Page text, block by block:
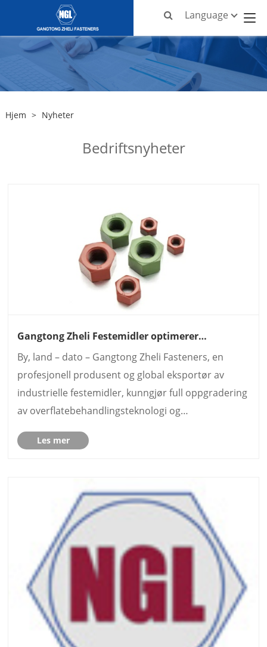
Language
Hjem > Nyheter
Bedriftsnyheter
Gangtong Zheli Festemidler optimerer
korrosjonsmotstanden til industrielle
festemidler
By, land – dato – Gangtong Zheli Fasteners, en
profesjonell produsent og global eksportør av
industrielle festemidler, kunngjør full oppgradering
av overflatebehandlingsteknologi og
produksjonslinjer. Denne tekniske iterasjonen
fokuserer på å forbedre anti-korrosjonsytelsen,
Les mer